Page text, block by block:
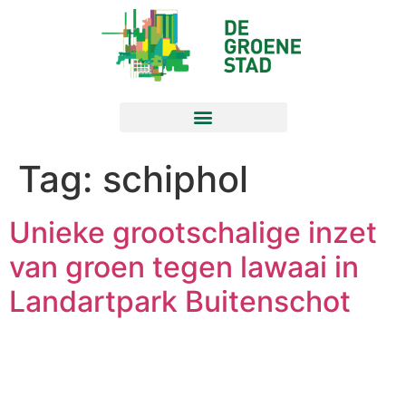
Tag: schiphol
Unieke grootschalige inzet
van groen tegen lawaai in
Landartpark Buitenschot